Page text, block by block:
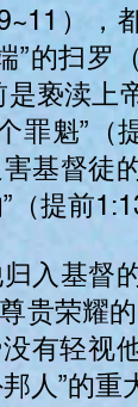
），
的扫罗
亵渎上
罪魁”（
基督徒
提前
入基督
贵荣耀
有轻视
人”的重